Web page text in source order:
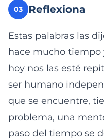
03 Reflexiona
Estas palabras las
hace mucho tiempo
hoy nos las esté
ser humano
que se encuentre,
problema, una
paso del tiempo se